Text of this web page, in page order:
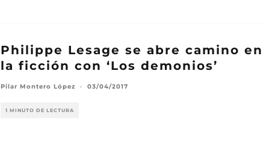
Philippe Lesage se abre camino en
la ficción con ‘Los demonios’
Pilar Montero López · 03/04/2017
1 MINUTO DE LECTURA